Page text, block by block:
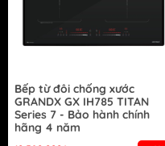
Bếp từ đôi chống xước
GRANDX GX IH785 TITAN
Series 7 - Bảo hành chính
hãng 4 năm